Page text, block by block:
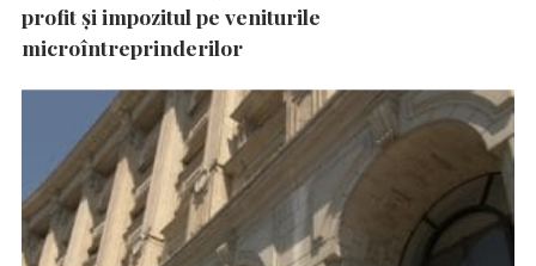
profit și impozitul pe veniturile
microîntreprinderilor